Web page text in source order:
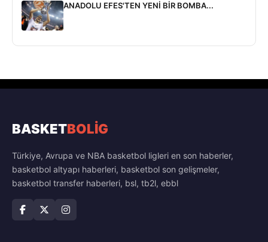
ANADOLU EFES'TEN YENİ BİR BOMBA...
BASKETBOLİG
Türkiye, Avrupa ve NBA basketbol ligleri en son haberler,
basketbol altyapı haberleri, basketbol son gelişmeler,
basketbol transfer haberleri, bsl, tb2l, ebbl